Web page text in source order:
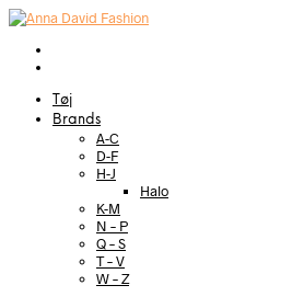
Tøj
Brands
A-C
D-F
H-J
Halo
K-M
N – P
Q – S
T – V
W – Z